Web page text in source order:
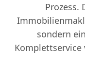
Prozess.
sondern